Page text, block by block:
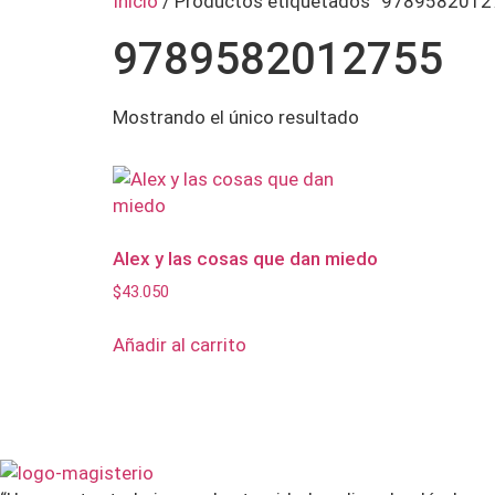
9789582012755
Mostrando el único resultado
Alex y las cosas que dan miedo
$43.050
Añadir al carrito